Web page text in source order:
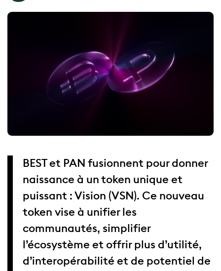
BEST et PAN fusionnent pour donner
naissance à un token unique et
puissant : Vision (VSN). Ce nouveau
token vise à unifier les
communautés, simplifier
l’écosystème et offrir plus d’utilité,
d’interopérabilité et de potentiel de